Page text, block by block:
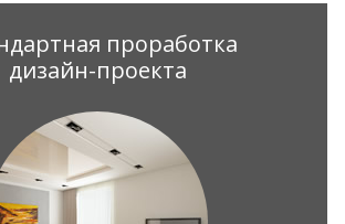
проработка
дизайн-проекта